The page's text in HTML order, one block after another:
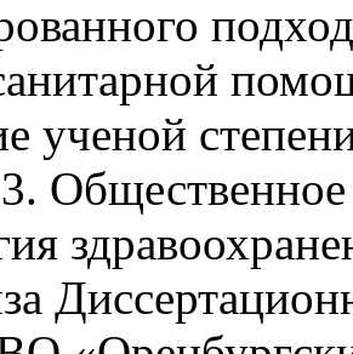
ученой